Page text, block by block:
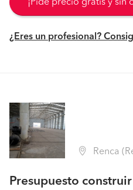
¡Pide precio gratis y sin
¿Eres un profesional?
Renca
Presupuesto